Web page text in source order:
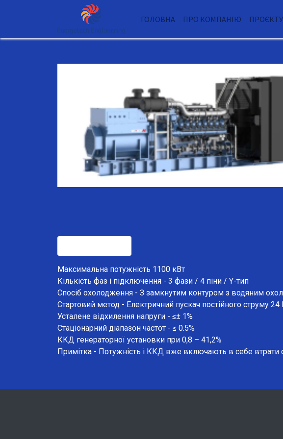
ГОЛОВНА ПРО КОМПАНІЮ
Максимальна потужність 1100 кВт
Кількість фаз і підключення - 3 фази / 4 піни / Y-тип
Спосіб охолодження - З замкнутим контуром з водяним
Стартовий метод - Електричний пускач постійного струму 24
Усталене відхилення напруги - ≤± 1%
Стаціонарний діапазон частот - ≤ 0.5%
ККД генераторної установки при 0,8 – 41,2%
Примітка - Потужність і ККД вже включають в себе втрати